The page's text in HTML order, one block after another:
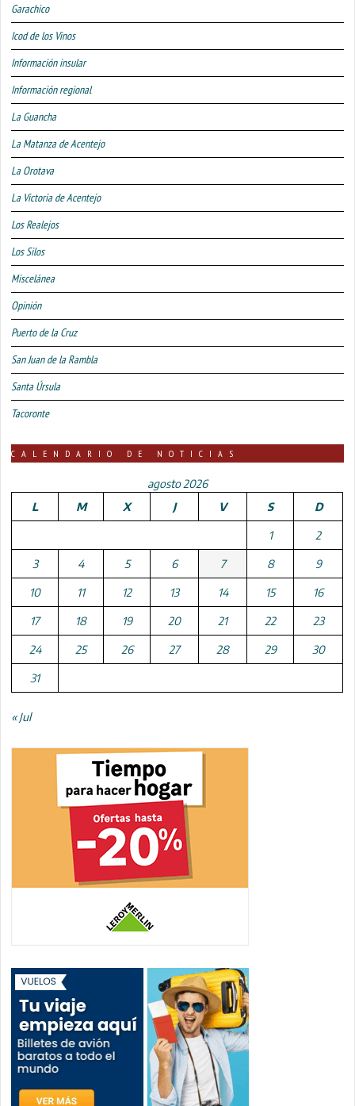
Garachico
Icod de los Vinos
Información insular
Información regional
La Guancha
La Matanza de Acentejo
La Orotava
La Victoria de Acentejo
Los Realejos
Los Silos
Miscelánea
Opinión
Puerto de la Cruz
San Juan de la Rambla
Santa Úrsula
Tacoronte
CALENDARIO DE NOTICIAS
agosto 2026
L
M X J V S D
1 2
3 4 5 6 7 8 9
10 11 12 13 14 15 16
17 18 19 20 21 22 23
24 25 26 27 28 29 30
31
« Jul